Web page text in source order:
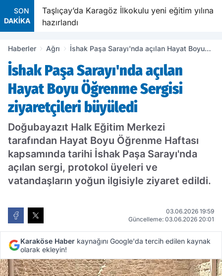
SON
DAKİKA
Taşlıçay’da Karagöz İlkokulu yeni eğitim yılına
hazırlandı
Haberler Ağrı
İshak Paşa Sarayı'nda açılan Hayat Boyu
İshak Paşa Sarayı'nda açılan
Hayat Boyu Öğrenme Sergisi
ziyaretçileri büyüledi
Doğubayazıt Halk Eğitim Merkezi
tarafından Hayat Boyu Öğrenme Haftası
kapsamında tarihi İshak Paşa Sarayı'nda
açılan sergi, protokol üyeleri ve
vatandaşların yoğun ilgisiyle ziyaret edildi.
03.06.2026 19:59
Güncelleme: 03.06.2026 20:01
Karaköse Haber kaynağını Google'da tercih edilen kaynak
olarak ekleyin!